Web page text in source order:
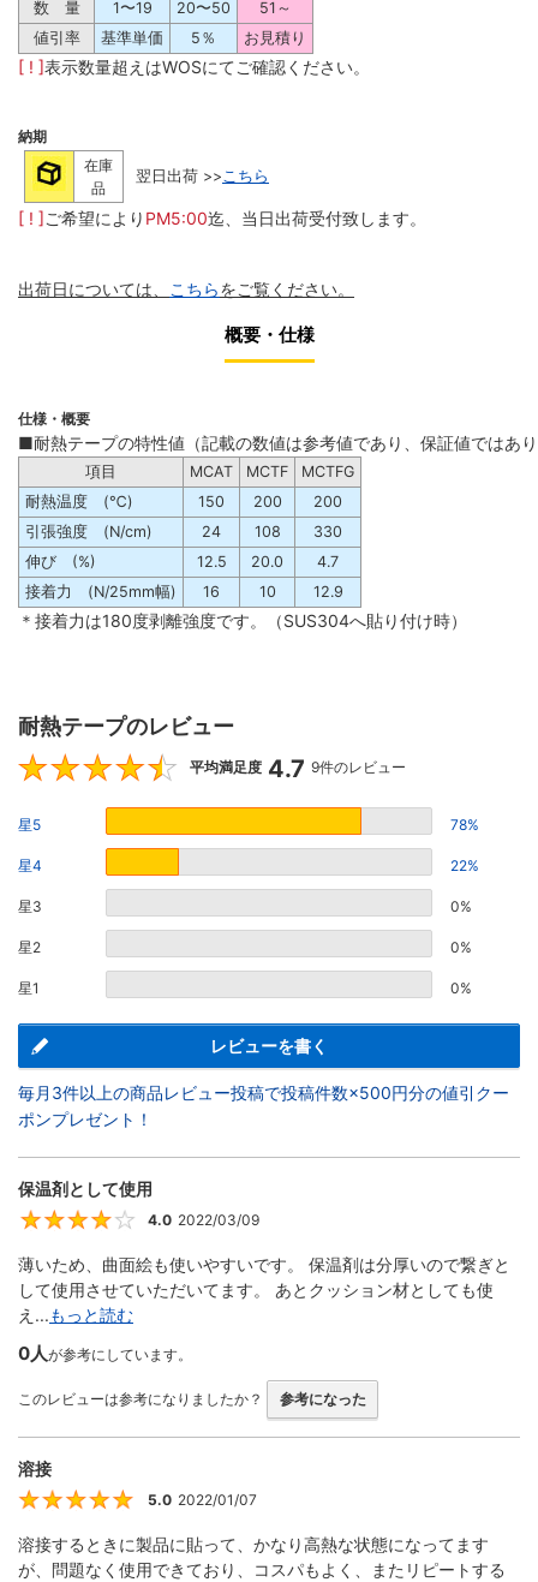
数 量 1〜19 20〜50
51～
値引率
基準単価 5％ お見積り
[ ! ]表示数量超えはWOSにてご確認ください。
納期
在庫
品
翌日出荷 >>こちら
[ ! ]ご希望により PM5:00迄、当日出荷受付致します。
出荷日については、 こちらをご覧ください。
概要・仕様
仕様・概要
■耐熱テープの特性値（記載の数値は参考値であり、保証値ではあ
項目 MCAT MCTF
MCTFG
耐熱温度 (℃)
150 200
200
引張強度 (N/cm)
24 108
330
伸び (%)
12.5 20.0
4.7
接着力 (N/25mm幅)
16 10 12.9
＊接着力は180度剥離強度です。（SUS304へ貼り付け時）
耐熱テープのレビュー
4.7
平均満足度 4.7 9件のレビュー
星5 78%
星4 22%
星3 0%
星2 0%
星1 0%
レビューを書く
毎月3件以上の商品レビュー投稿で投稿件数×500円分の値引クー
ポンプレゼント！
保温剤として使用
4
4.0 2022/03/09
薄いため、曲面絵も使いやすいです。 保温剤は分厚いので繋ぎと
して使用させていただいてます。 あとクッション材としても使
え...もっと読む
0人が参考にしています。
このレビューは参考になりましたか？ 参考になった
溶接
5
5.0 2022/01/07
溶接するときに製品に貼って、かなり高熱な状態になってます
が、問題なく使用できており、コスパもよく、またリピートする